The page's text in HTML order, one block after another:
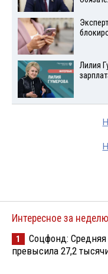
Лилия
Интересное за неделю
1
Соцфонд: Средняя
превысила 27,2